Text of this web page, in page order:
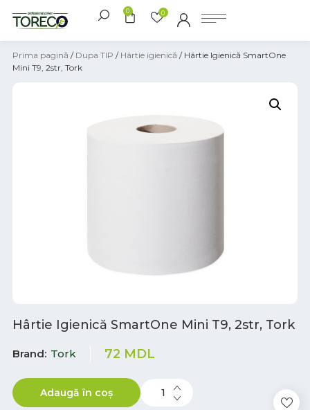
0 0
Prima pagină / Dupa TIP / Hârtie igienică / Hârtie Igienică SmartOne
Mini T9, 2str, Tork
Hârtie Igienică SmartOne Mini T9, 2str, Tork
Brand Tork 72 MDL
Adaugă în coș